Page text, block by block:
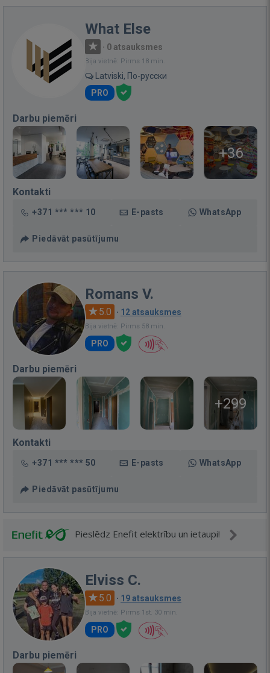
What Else
· 0 atsauksmes
Bija vietnē: Pirms 18 min.
Latviski, По-русски
PRO
Darbu piemēri
+36
Kontakti
+371 *** *** 10 E-pasts WhatsApp
Piedāvāt pasūtījumu
Romans V.
5.0 · 12 atsauksmes
Bija vietnē: Pirms 58 min.
PRO
Darbu piemēri
+299
Kontakti
+371 *** *** 50 E-pasts WhatsApp
Piedāvāt pasūtījumu
Pieslēdz Enefit elektrību un ietaupi!
Elviss C.
5.0 · 19 atsauksmes
Bija vietnē: Pirms 1st. 30 min.
PRO
Darbu piemēri